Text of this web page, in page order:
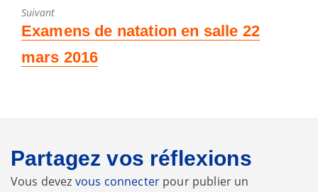
:
Suivant
Article
suivant
:
Examens de natation en salle 22
mars 2016
Partagez vos réflexions
Vous devez vous connecter pour publier un